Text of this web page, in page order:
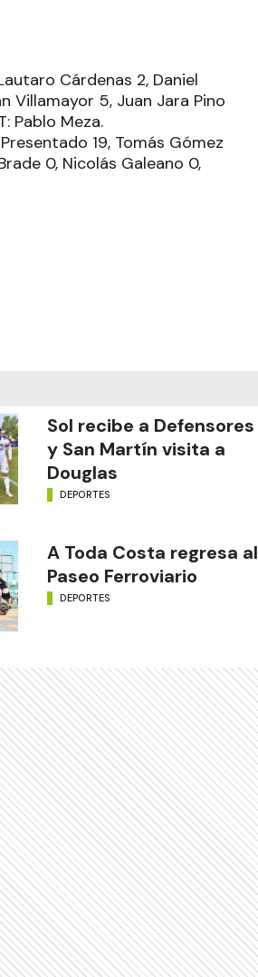
Cárdenas 2, Daniel
Villamayor 5, Juan Jara Pino
Pablo Meza.
19, Tomás Gómez
0, Nicolás Galeano 0,
Sol recibe a Defensores
y San Martín visita a
Douglas
DEPORTES
A Toda Costa regresa al
Paseo Ferroviario
DEPORTES